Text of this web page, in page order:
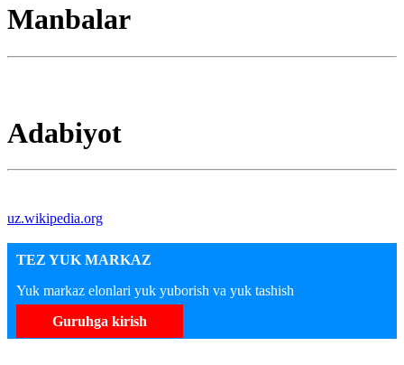
Manbalar
Adabiyot
uz.wikipedia.org
TEZ YUK MARKAZ
Yuk markaz elonlari yuk yuborish va yuk tashish
Guruhga kirish